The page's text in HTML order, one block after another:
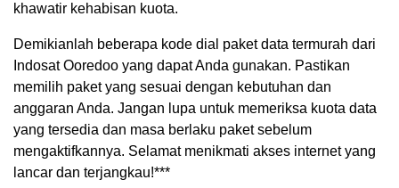
khawatir kehabisan kuota.
Demikianlah beberapa kode dial paket data termurah dari
Indosat Ooredoo yang dapat Anda gunakan. Pastikan
memilih paket yang sesuai dengan kebutuhan dan
anggaran Anda. Jangan lupa untuk memeriksa kuota data
yang tersedia dan masa berlaku paket sebelum
mengaktifkannya. Selamat menikmati akses internet yang
lancar dan terjangkau!***